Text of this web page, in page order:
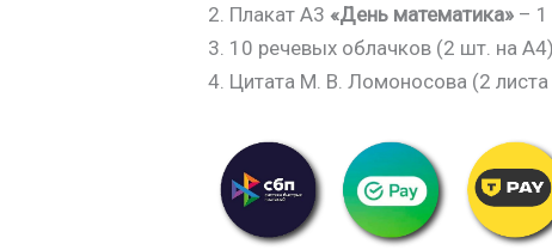
2. Плакат А3«День математика» – 1
3. 10 речевых облачков (2 шт. на А4).
4. Цитата М. В. Ломоносова (2 листа